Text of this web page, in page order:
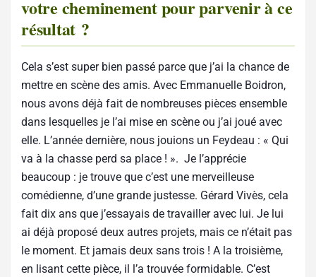
votre cheminement pour parvenir à ce
résultat ?
Cela s’est super bien passé parce que j’ai la chance de
mettre en scène des amis. Avec Emmanuelle Boidron,
nous avons déjà fait de nombreuses pièces ensemble
dans lesquelles je l’ai mise en scène ou j’ai joué avec
elle. L’année dernière, nous jouions un Feydeau : « Qui
va à la chasse perd sa place ! ». Je l’apprécie
beaucoup : je trouve que c’est une merveilleuse
comédienne, d’une grande justesse. Gérard Vivès, cela
fait dix ans que j’essayais de travailler avec lui. Je lui
ai déjà proposé deux autres projets, mais ce n’était pas
le moment. Et jamais deux sans trois ! A la troisième,
en lisant cette pièce, il l’a trouvée formidable. C’est